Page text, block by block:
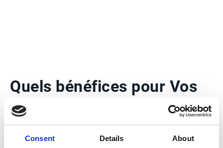
Consent Details About
Quels bénéfices pour Vos
collaborateurs ?
Esker est fier de développer des solutions